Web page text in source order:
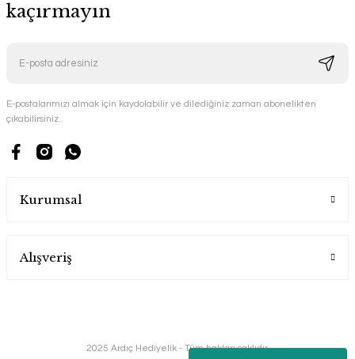
kaçırmayın
E-postalarımızı almak için kaydolabilir ve dilediğiniz zaman abonelikten
çıkabilirsiniz.
Kurumsal
Alışveriş
2025 Ardıç Hediyelik - Tüm hakları saklıdır.